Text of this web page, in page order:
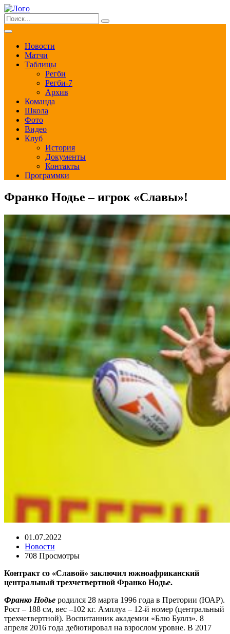
Новости
Матчи
Таблицы
Регби
Регби-7
Архив
Команда
Школа
Фото
Видео
Клуб
История
Документы
Контакты
Программки
Франко Нодье – игрок «Славы»!
01.07.2022
Новости
708 Просмотры
Контракт со «Славой» заключил южноафриканский
центральный трехчетвертной Франко Нодье.
Франко Нодье родился 28 марта 1996 года в Претории (ЮАР).
Рост – 188 см, вес –102 кг. Амплуа – 12-й номер (центральный
трехчетвертной). Воспитанник академии «Блю Буллз». 8
апреля 2016 года дебютировал на взрослом уровне. В 2017